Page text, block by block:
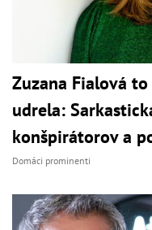
Zuzana Fialová
udrela:
konšpirátorov a
Domáci prominenti